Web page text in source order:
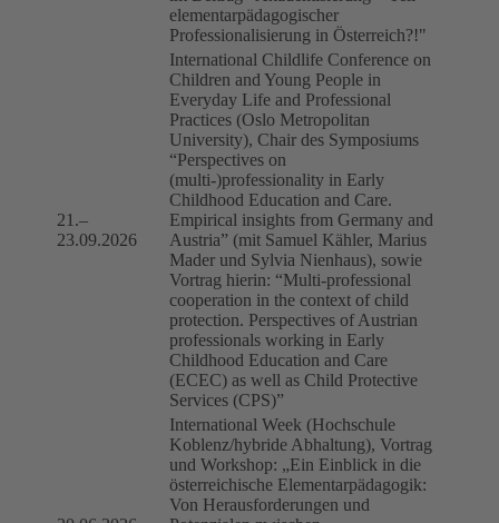
elementarpädagogischer
Professionalisierung in Österreich?!"
21.–
23.09.2026
International Childlife Conference on
Children and Young People in
Everyday Life and Professional
Practices (Oslo Metropolitan
University), Chair des Symposiums
“Perspectives on
(multi-)professionality in Early
Childhood Education and Care.
Empirical insights from Germany and
Austria” (mit Samuel Kähler, Marius
Mader und Sylvia Nienhaus), sowie
Vortrag hierin: “Multi-professional
cooperation in the context of child
protection. Perspectives of Austrian
professionals working in Early
Childhood Education and Care
(ECEC) as well as Child Protective
Services (CPS)”
International Week (Hochschule
Koblenz/hybride Abhaltung), Vortrag
und Workshop: „Ein Einblick in die
österreichische Elementarpädagogik:
Von Herausforderungen und